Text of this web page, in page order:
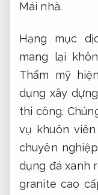
Mái nhà.
Hạng mục
mang lại
Thẩm mỹ
dụng xây
thi công.
vụ khuôn
chuyên
dụng đá xanh
granite cao